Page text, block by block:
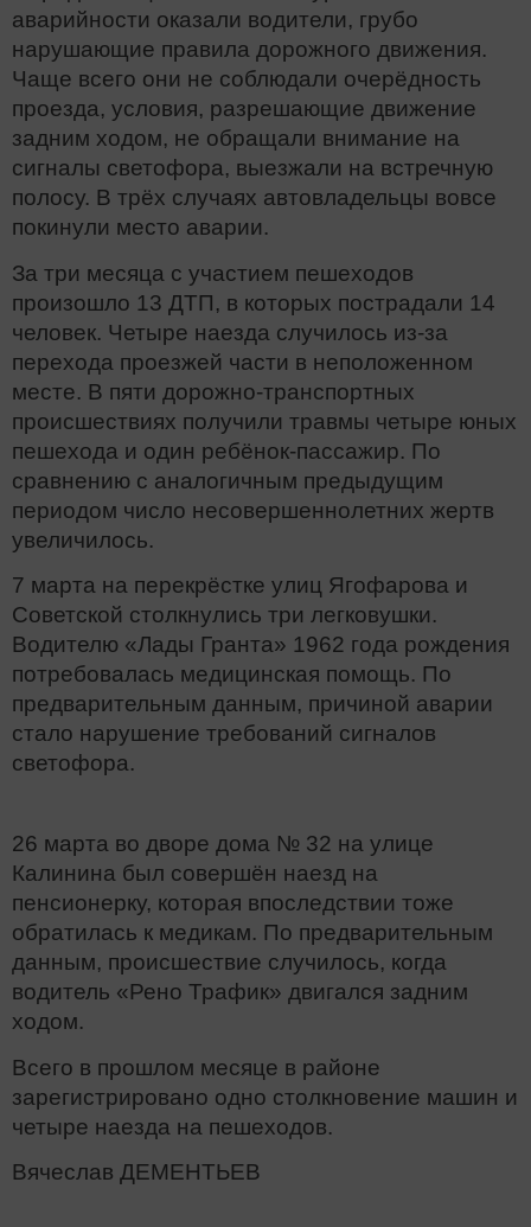
аварийности оказали водители, грубо
нарушающие правила дорожного движения.
Чаще всего они не соблюдали очерёдность
проезда, условия, разрешающие движение
задним ходом, не обращали внимание на
сигналы светофора, выезжали на встречную
полосу. В трёх случаях автовладельцы вовсе
покинули место аварии.
За три месяца с участием пешеходов
произошло 13 ДТП, в которых пострадали 14
человек. Четыре наезда случилось из-за
перехода проезжей части в неположенном
месте. В пяти дорожно-транспортных
происшествиях получили травмы четыре юных
пешехода и один ребёнок-пассажир. По
сравнению с аналогичным предыдущим
периодом число несовершеннолетних жертв
увеличилось.
7 марта на перекрёстке улиц Ягофарова и
Советской столкнулись три легковушки.
Водителю «Лады Гранта» 1962 года рождения
потребовалась медицинская помощь. По
предварительным данным, причиной аварии
стало нарушение требований сигналов
светофора.
26 марта во дворе дома № 32 на улице
Калинина был совершён наезд на
пенсионерку, которая впоследствии тоже
обратилась к медикам. По предварительным
данным, происшествие случилось, когда
водитель «Рено Трафик» двигался задним
ходом.
Всего в прошлом месяце в районе
зарегистрировано одно столкновение машин и
четыре наезда на пешеходов.
Вячеслав ДЕМЕНТЬЕВ